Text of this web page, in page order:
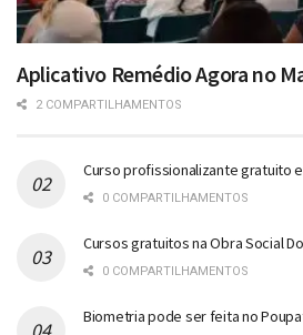
Aplicativo Remédio Agora no
2 COMPARTILHAMENTOS
Curso profissionalizante gratuito
0 COMPARTILHAMENTOS
Cursos gratuitos na Obra Social
0 COMPARTILHAMENTOS
Biometria pode ser feita no